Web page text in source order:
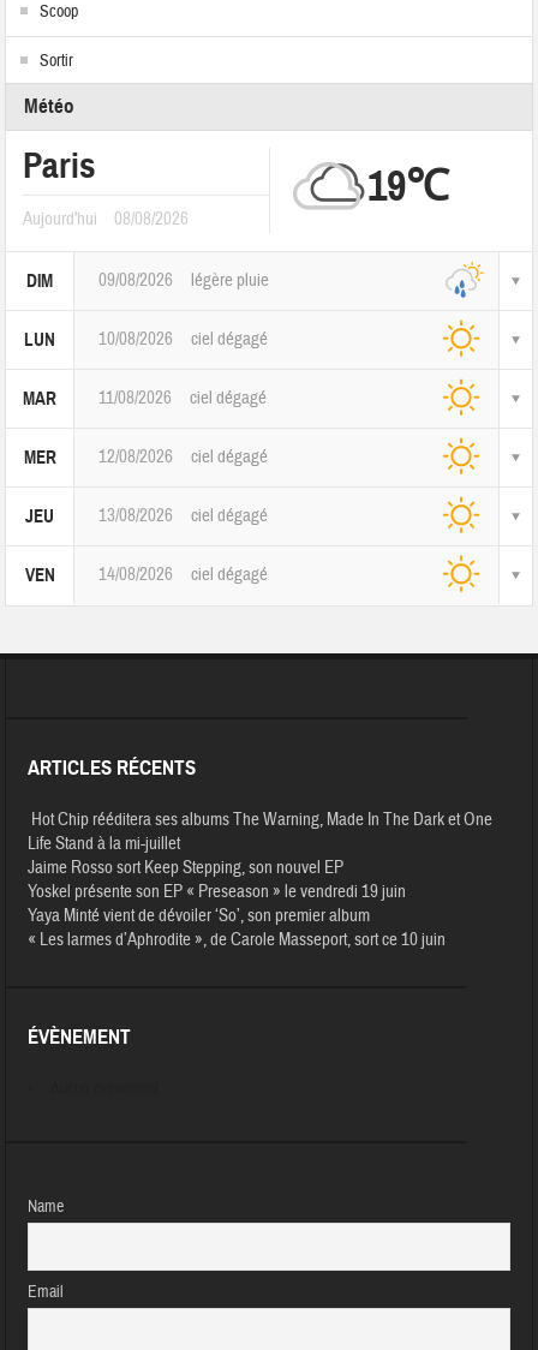
Scoop
Sortir
Météo
Paris
Aujourd'hui 08/08/2026
19℃
DIM 09/08/2026 légère pluie
LUN 10/08/2026 ciel dégagé
MAR 11/08/2026 ciel dégagé
MER 12/08/2026 ciel dégagé
JEU 13/08/2026 ciel dégagé
VEN 14/08/2026 ciel dégagé
ARTICLES RÉCENTS
Hot Chip rééditera ses albums The Warning, Made In The Dark et One
Life Stand à la mi-juillet
Jaime Rosso sort Keep Stepping, son nouvel EP
Yoskel présente son EP « Preseason » le vendredi 19 juin
Yaya Minté vient de dévoiler ‘So’, son premier album
« Les larmes d’Aphrodite », de Carole Masseport, sort ce 10 juin
ÉVÈNEMENT
Name
Email